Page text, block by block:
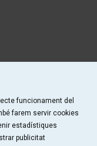
funcionament del
farem servir cookies
estadístiques
publicitat